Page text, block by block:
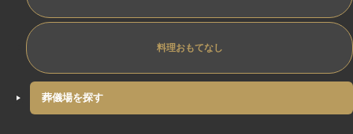
料理おもてなし
葬儀場を探す